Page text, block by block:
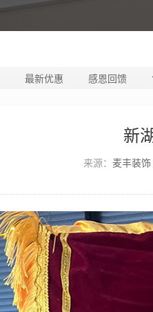
最新优惠 感恩回馈
新
来源： 麦丰装饰